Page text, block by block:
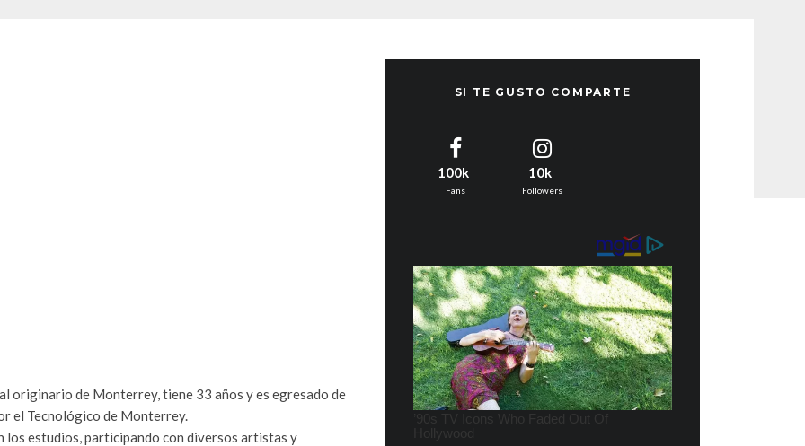
originario de Monterrey, tiene 33 años y es egresado de
el Tecnológico de Monterrey.
los estudios, participando con diversos artistas y
SI TE GUSTO COMPARTE
100k
Fans
10k
Followers